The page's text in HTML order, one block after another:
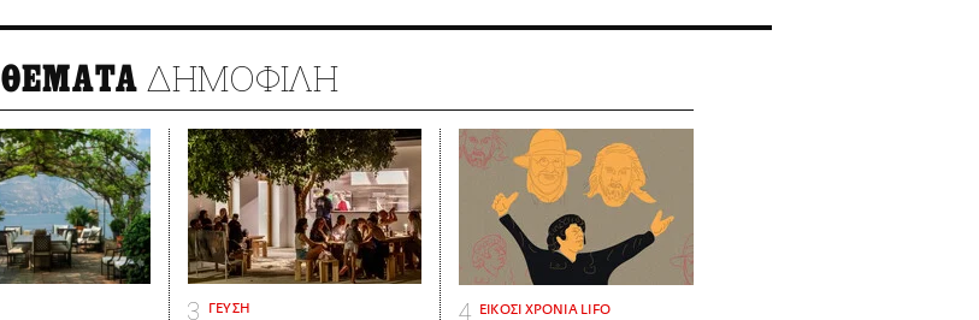
ΘΕΜΑΤΑ ΔΗΜΟΦΙΛΗ
ΓΕΥΣΗ ΕΙΚΟΣΙ ΧΡΟΝΙΑ LIFO